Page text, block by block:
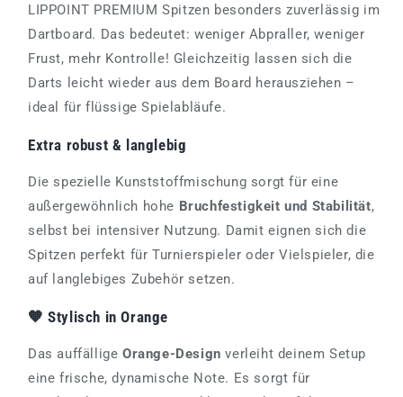
LIPPOINT PREMIUM Spitzen besonders zuverlässig im
Dartboard. Das bedeutet: weniger Abpraller, weniger
Frust, mehr Kontrolle! Gleichzeitig lassen sich die
Darts leicht wieder aus dem Board herausziehen –
ideal für flüssige Spielabläufe.
Extra robust & langlebig
Die spezielle Kunststoffmischung sorgt für eine
außergewöhnlich hohe Bruchfestigkeit und Stabilität,
selbst bei intensiver Nutzung. Damit eignen sich die
Spitzen perfekt für Turnierspieler oder Vielspieler, die
auf langlebiges Zubehör setzen.
🧡 Stylisch in Orange
Das auffällige Orange-Design verleiht deinem Setup
eine frische, dynamische Note. Es sorgt für